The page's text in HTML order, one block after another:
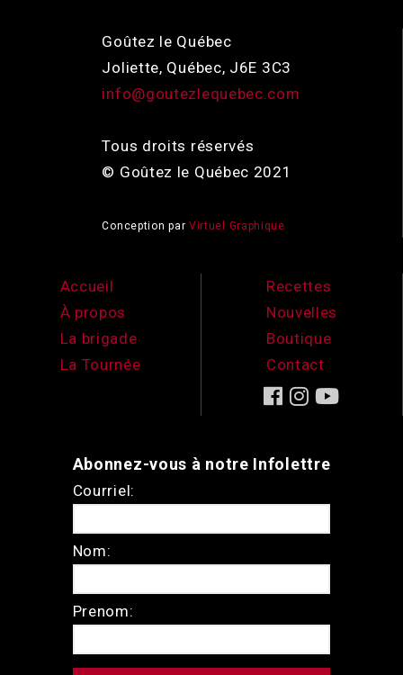
Goûtez le Québec
Joliette, Québec, J6E 3C3
info@goutezlequebec.com
Tous droits réservés
© Goûtez le Québec 2021
Conception par Virtuel Graphique
Accueil
À propos
La brigade
La Tournée
Recettes
Nouvelles
Boutique
Contact
Abonnez-vous à notre Infolettre
Courriel:
Nom:
Prenom: